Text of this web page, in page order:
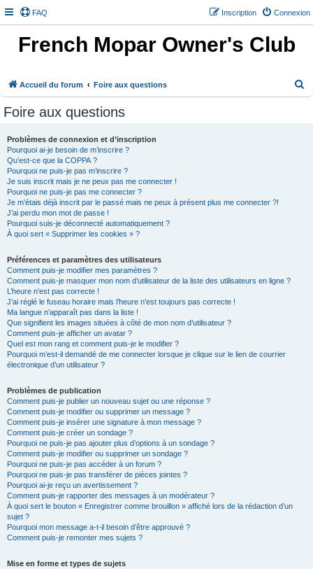
FAQ Connexion
Inscription
French Mopar Owner's Club
Accueil du forum Foire aux questions
Foire aux questions
Problèmes de connexion et d’inscription
Pourquoi ai-je besoin de m’inscrire ?
Qu’est-ce que la COPPA ?
Pourquoi ne puis-je pas m’inscrire ?
Je suis inscrit mais je ne peux pas me connecter !
Pourquoi ne puis-je pas me connecter ?
Je m’étais déjà inscrit par le passé mais ne peux à présent plus me connecter ?!
J’ai perdu mon mot de passe !
Pourquoi suis-je déconnecté automatiquement ?
À quoi sert « Supprimer les cookies » ?
Préférences et paramètres des utilisateurs
Comment puis-je modifier mes paramètres ?
Comment puis-je masquer mon nom d’utilisateur de la liste des utilisateurs en ligne ?
L’heure n’est pas correcte !
J’ai réglé le fuseau horaire mais l’heure n’est toujours pas correcte !
Ma langue n’apparaît pas dans la liste !
Que signifient les images situées à côté de mon nom d’utilisateur ?
Comment puis-je afficher un avatar ?
Quel est mon rang et comment puis-je le modifier ?
Pourquoi m’est-il demandé de me connecter lorsque je clique sur le lien de courrier
électronique d’un utilisateur ?
Problèmes de publication
Comment puis-je publier un nouveau sujet ou une réponse ?
Comment puis-je modifier ou supprimer un message ?
Comment puis-je insérer une signature à mon message ?
Comment puis-je créer un sondage ?
Pourquoi ne puis-je pas ajouter plus d’options à un sondage ?
Comment puis-je modifier ou supprimer un sondage ?
Pourquoi ne puis-je pas accéder à un forum ?
Pourquoi ne puis-je pas transférer de pièces jointes ?
Pourquoi ai-je reçu un avertissement ?
Comment puis-je rapporter des messages à un modérateur ?
À quoi sert le bouton « Enregistrer comme brouillon » affiché lors de la rédaction d’un
sujet ?
Pourquoi mon message a-t-il besoin d’être approuvé ?
Comment puis-je remonter mes sujets ?
Mise en forme et types de sujets